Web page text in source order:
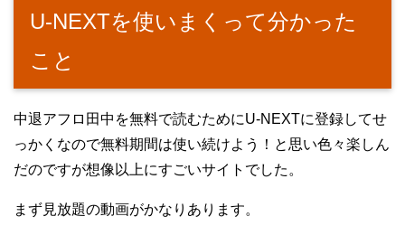
U-NEXTを使いまくって分かった
こと
中退アフロ田中を無料で読むためにU-NEXTに登録してせ
っかくなので無料期間は使い続けよう！と思い色々楽しん
だのですが想像以上にすごいサイトでした。
まず見放題の動画がかなりあります。